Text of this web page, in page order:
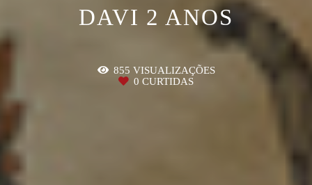
DAVI 2 ANOS
855 VISUALIZAÇÕES
0 CURTIDAS